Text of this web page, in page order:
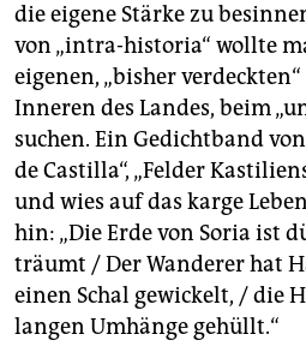
die eigene Stärke zu
von „intra-historia“ wollte
eigenen, „bisher
Inneren des Landes, beim
suchen. Ein Gedichtband
de Castilla“, „Felder
und wies auf das karge
hin: „Die Erde von Soria ist
träumt / Der Wanderer hat
einen Schal gewickelt, / die
langen Umhänge gehüllt.“